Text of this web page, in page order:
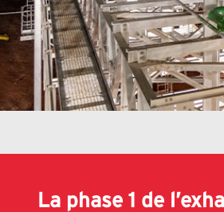
La phase 1 de